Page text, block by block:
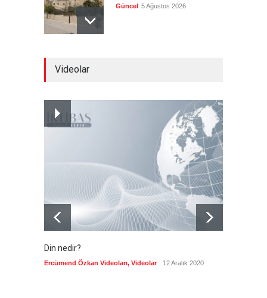
Güncel 5 Ağustos 2026
Almanya'nın otomotiv
merkezli ekonomi modeli
sınıra dayandı
Güncel 5 Ağustos 2026
Videolar
Din nedir?
Ercümend Özkan Videoları, Videolar 12 Aralık 2020